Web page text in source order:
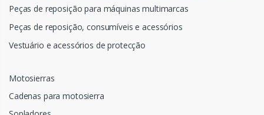
Peças de reposição para máquinas multimarcas
Peças de reposição, consumíveis e acessórios
Vestuário e acessórios de protecção
Motosierras
Cadenas para motosierra